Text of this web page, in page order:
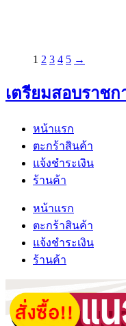
1 2 3 4 5 →
เตรียมสอบราช
หน้าแรก
ตะกร้าสินค้า
แจ้งชำระเงิน
ร้านค้า
หน้าแรก
ตะกร้าสินค้า
แจ้งชำระเงิน
ร้านค้า